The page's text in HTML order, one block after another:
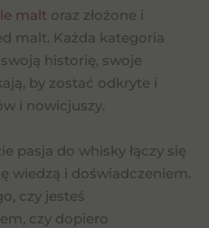
malt oraz złożone i
malt. Każda kategoria
historię, swoje
by zostać odkryte i
i nowicjuszy.
pasja do whisky łączy się
wiedzą i doświadczeniem.
czy jesteś
czy dopiero